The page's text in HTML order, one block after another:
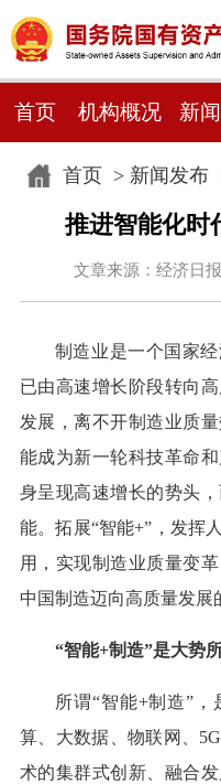
首页 机构概况 新
首页> 新闻发布
推进智能化时
文章来源：经济
制造业是一个国家
已由高速增长阶段转向
发展，离不开制造业质
能成为新一轮科技革命
身呈现高速增长的势头
能。拓展“智能+”，发挥
用，实现制造业质量变
中国制造迈向高质量发展
“智能+制造”是大势
所谓“智能+制造”
算、大数据、物联网、
术的集群式创新、融合